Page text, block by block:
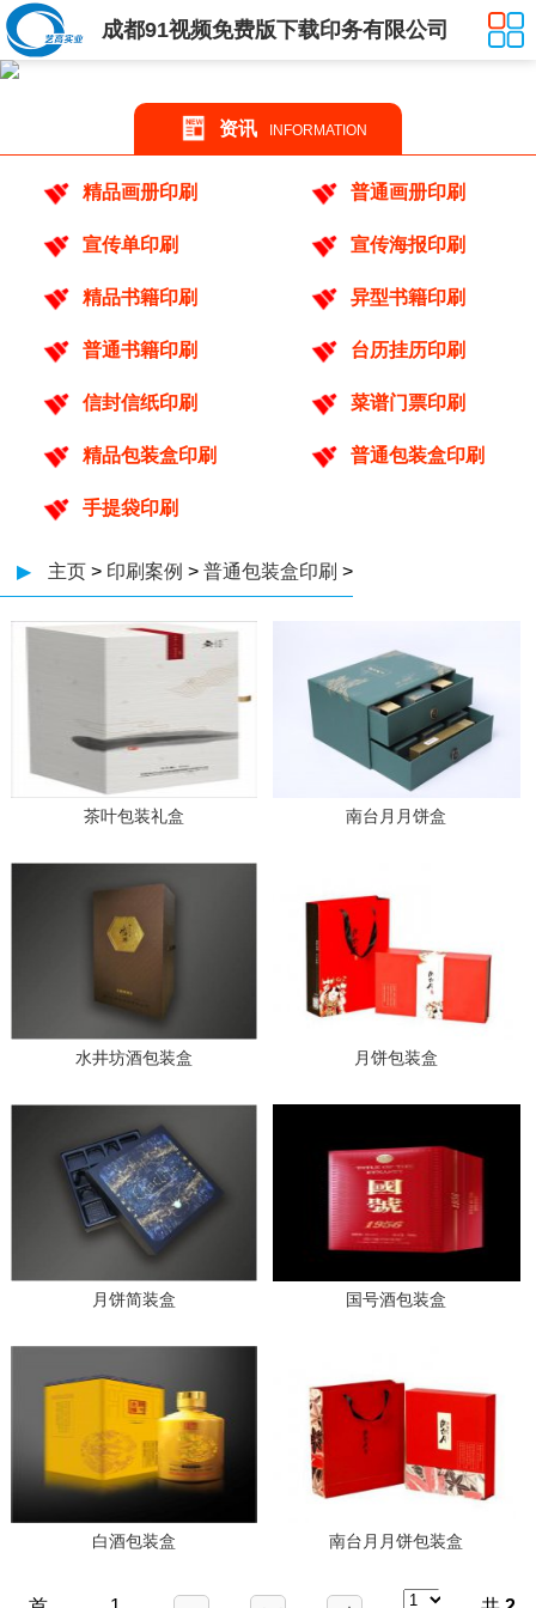
成都91视频免费版下载印务有限公司
资讯 INFORMATION
精品画册印刷 普通画册印刷
宣传单印刷 宣传海报印刷
精品书籍印刷 异型书籍印刷
普通书籍印刷 台历挂历印刷
信封信纸印刷 菜谱门票印刷
精品包装盒印刷 普通包装盒印刷
手提袋印刷
▶ 主页 > 印刷案例 > 普通包装盒印刷 >
茶叶包装礼盒 南台月月饼盒
水井坊酒包装盒 月饼包装盒
月饼简装盒 国号酒包装盒
白酒包装盒 南台月月饼包装盒